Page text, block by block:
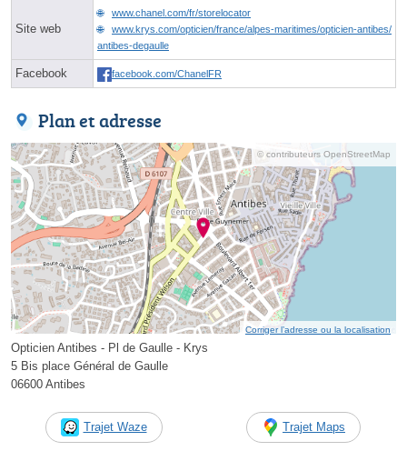
Site web
www.chanel.com/fr/storelocator
www.krys.com/opticien/france/alpes-maritimes/opticien-antibes/
antibes-degaulle
Facebook facebook.com/ChanelFR
Plan et adresse
© contributeurs OpenStreetMap
Corriger l’adresse ou la localisation
Opticien Antibes - Pl de Gaulle - Krys
5 Bis place Général de Gaulle
06600 Antibes
Trajet Waze Trajet Maps